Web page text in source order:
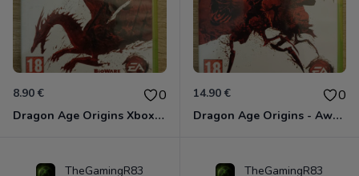
8.90 € 0
Dragon Age Origins Xbox 360
14.90 € 0
Dragon Age Origins - Awakening Xbox 360
TheGamingR83 TheGamingR83